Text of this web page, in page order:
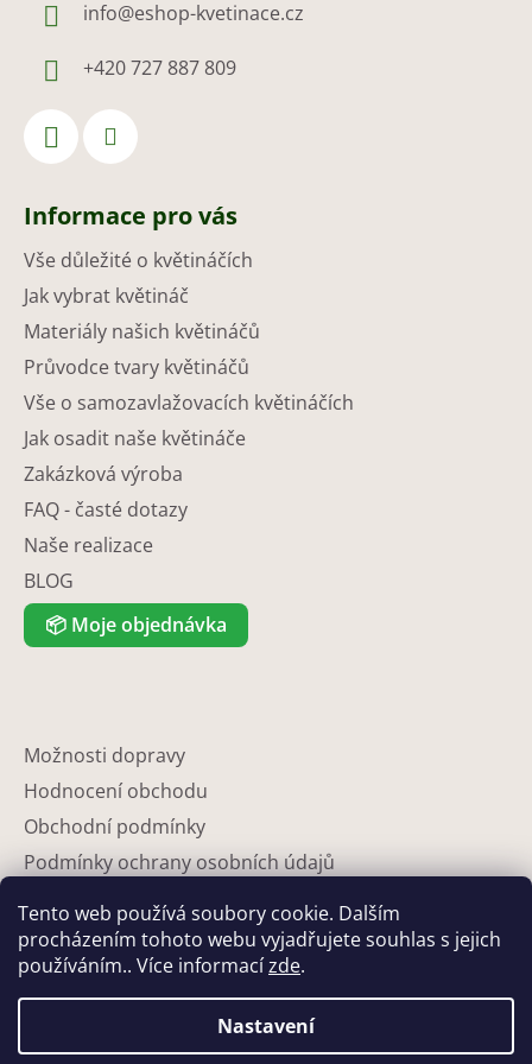
Tento web používá soubory cookie. Dalším
procházením tohoto webu vyjadřujete souhlas s jejich
používáním.. Více informacízde.
Nastavení
info@eshop-kvetinace.cz
+420 727 887 809
Informace pro vás
Vše důležité o květináčích
Jak vybrat květináč
Materiály našich květináčů
Průvodce tvary květináčů
Vše o samozavlažovacích květináčích
Jak osadit naše květináče
Zakázková výroba
FAQ - časté dotazy
Naše realizace
BLOG
📦 Moje objednávka
Možnosti dopravy
Hodnocení obchodu
Obchodní podmínky
Podmínky ochrany osobních údajů
Partneři
Kontakty